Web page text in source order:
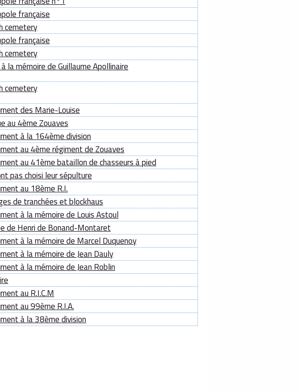
française
cemetery
française
cemetery
la mémoire de Guillaume Apollinaire
cemetery
des Marie-Louise
au 4ème Zouaves
à la 164ème division
au 4ème régiment de Zouaves
au 41ème bataillon de chasseurs à pied
pas choisi leur sépulture
au 18ème R.I.
de tranchées et blockhaus
à la mémoire de Louis Astoul
de Henri de Bonand-Montaret
à la mémoire de Marcel Duquenoy
à la mémoire de Jean Dauly
à la mémoire de Jean Roblin
au R.I.C.M
au 99ème R.I.A.
à la 38ème division